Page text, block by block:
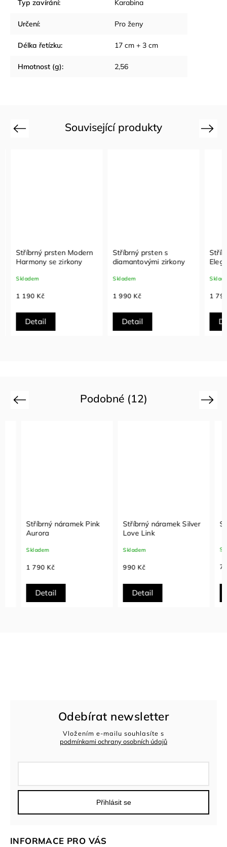
Typ zavírání: Karabina
Určení: Pro ženy
Délka řetízku: 17 cm + 3 cm
Hmotnost (g): 2,56
Související produkty
Previous
Stříbrný prsten Modern
Harmony se zirkony
Skladem
1 190 Kč
Detail
Stříbrný prsten s
diamantovými zirkony
Skladem
1 990 Kč
Detail
1
Next
Podobné (12)
Previous
Stříbrný náramek Pink
Aurora
Skladem
1 790 Kč
Detail
Stříbrný náramek Silver
Love Link
Skladem
990 Kč
Detail
790
Next
INFORMACE PRO VÁS
Odebírat newsletter
Vložením e-mailu souhlasíte s
podmínkami ochrany osobních údajů
Přihlásit se